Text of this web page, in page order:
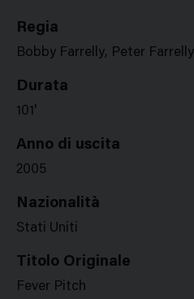
Regia
Bobby Farrelly, Peter Farrelly
Durata
101'
Anno di uscita
2005
Nazionalità
Stati Uniti
Titolo Originale
Fever Pitch